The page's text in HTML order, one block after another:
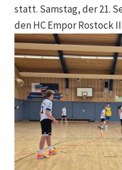
statt. Samstag, der 21.
den HC Empor Rostock